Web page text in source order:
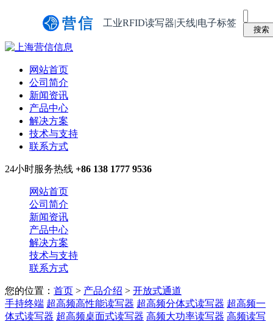
工业RFID读写器|天线|电子标签
网站首页
公司简介
新闻资讯
产品中心
解决方案
技术与支持
联系方式
24小时服务热线 +86 138 1777 9536
网站首页
公司简介
新闻资讯
产品中心
解决方案
技术与支持
联系方式
您的位置： 首页 > 产品介绍 > 开放式通道
手持终端 超高频高性能读写器 超高频分体式读写器 超高频一
体式读写器 超高频桌面式读写器 高频大功率读写器 高频读写